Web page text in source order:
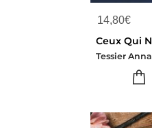
14,80€
Tessier Anna